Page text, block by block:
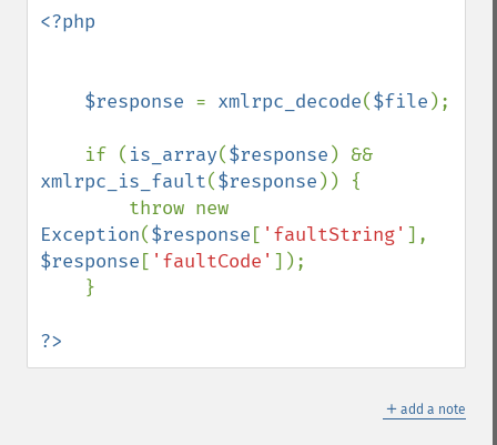
<?php
    $response
= xmlrpc_decode($file );
    if (
is_array($response
xmlrpc_is_fault($response )) {
Exception($response [ 'faultString'
$response [ 'faultCode' ]);
?>
＋ add a note